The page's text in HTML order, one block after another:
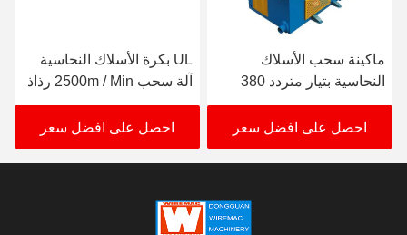
ماكينة سحب الأسلاك
النحاسية بتيار متردد 380
فولت متوسط ​​مخرج 0.17-
0.7 مللي متراحصل على افضل سعر
UL بكرة الأسلاك النحاسية
آلة سحب 2500m / Min رذاذ
نوع التشحيم
احصل على افضل سعر